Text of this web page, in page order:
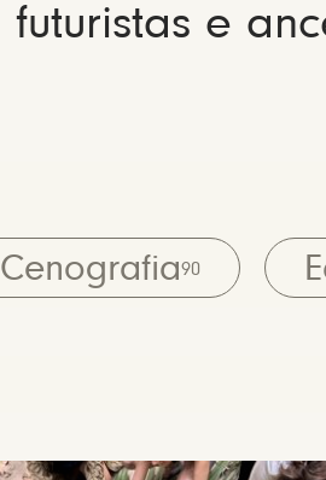
futuristas e
Cenografia90